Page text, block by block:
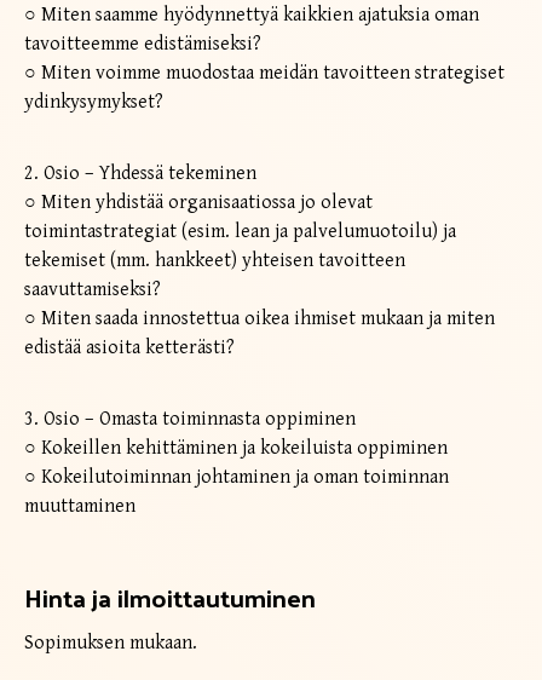
○ Miten saamme hyödynnettyä kaikkien ajatuksia oman
tavoitteemme edistämiseksi?
○ Miten voimme muodostaa meidän tavoitteen strategiset
ydinkysymykset?
2. Osio – Yhdessä tekeminen
○ Miten yhdistää organisaatiossa jo olevat
toimintastrategiat (esim. lean ja palvelumuotoilu) ja
tekemiset (mm. hankkeet) yhteisen tavoitteen
saavuttamiseksi?
○ Miten saada innostettua oikea ihmiset mukaan ja miten
edistää asioita ketterästi?
3. Osio – Omasta toiminnasta oppiminen
○ Kokeillen kehittäminen ja kokeiluista oppiminen
○ Kokeilutoiminnan johtaminen ja oman toiminnan
muuttaminen
Hinta ja ilmoittautuminen
Sopimuksen mukaan.